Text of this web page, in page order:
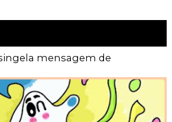
mensagem de